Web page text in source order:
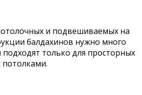
и подвешиваемых на
балдахинов нужно много
только для просторных